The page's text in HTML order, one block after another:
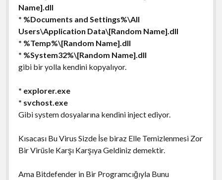
Name].dll
* %Documents and Settings%\All
Users\Application Data\[Random Name].dll
* %Temp%\[Random Name].dll
* %System32%\[Random Name].dll
gibi bir yolla kendini kopyalıyor.
* explorer.exe
* svchost.exe
Gibi system dosyalarına kendini inject ediyor.
Kısacası Bu Virus Sizde İse biraz Elle Temizlenmesi Zor
Bir Virüsle Karşı Karşıya Geldiniz demektir.
Ama Bitdefender in Bir Programcığıyla Bunu